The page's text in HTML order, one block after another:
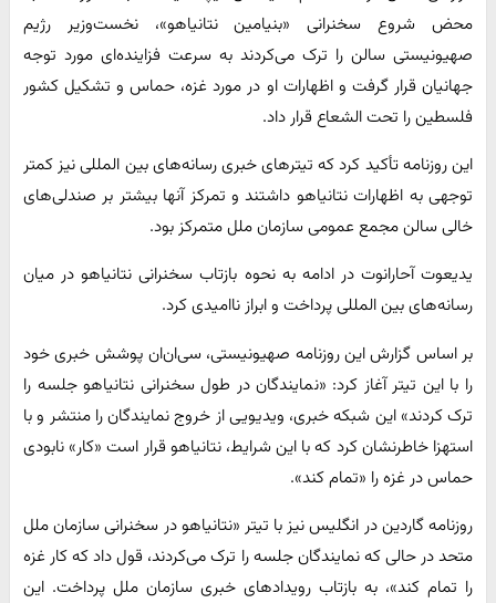
محض شروع سخنرانی «بنیامین نتانیاهو»، نخست‌وزیر رژیم
صهیونیستی سالن را ترک می‌کردند به سرعت فزاینده‌ای مورد توجه
جهانیان قرار گرفت و اظهارات او در مورد غزه، حماس و تشکیل کشور
فلسطین را تحت الشعاع قرار داد.
این روزنامه تأکید کرد که تیترهای خبری رسانه‌های بین المللی نیز کمتر
توجهی به اظهارات نتانیاهو داشتند و تمرکز آنها بیشتر بر صندلی‌های
خالی سالن مجمع عمومی سازمان ملل متمرکز بود.
یدیعوت آحارانوت در ادامه به نحوه بازتاب سخنرانی نتانیاهو در میان
رسانه‌های بین المللی پرداخت و ابراز ناامیدی کرد.
بر اساس گزارش این روزنامه صهیونیستی، سی‌ان‌ان پوشش خبری خود
را با این تیتر آغاز کرد: «نمایندگان در طول سخنرانی نتانیاهو جلسه را
ترک کردند» این شبکه خبری، ویدیویی از خروج نمایندگان را منتشر و با
استهزا خاطرنشان کرد که با این شرایط، نتانیاهو قرار است «کار» نابودی
حماس در غزه را «تمام کند».
روزنامه گاردین در انگلیس نیز با تیتر «نتانیاهو در سخنرانی سازمان ملل
متحد در حالی که نمایندگان جلسه را ترک می‌کردند، قول داد که کار غزه
را تمام کند»، به بازتاب رویدادهای خبری سازمان ملل پرداخت. این